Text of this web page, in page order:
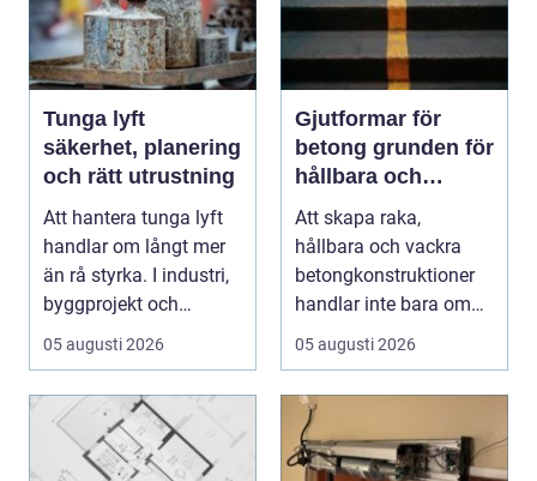
Tunga lyft
säkerhet, planering
och rätt utrustning
Att hantera tunga lyft
handlar om långt mer
än rå styrka. I industri,
byggprojekt och
infrastruktur ...
05 augusti 2026
Gjutformar för
betong grunden för
hållbara och
precisa
konstruktioner
Att skapa raka,
hållbara och vackra
betongkonstruktioner
handlar inte bara om
rätt betongrecept elle...
05 augusti 2026